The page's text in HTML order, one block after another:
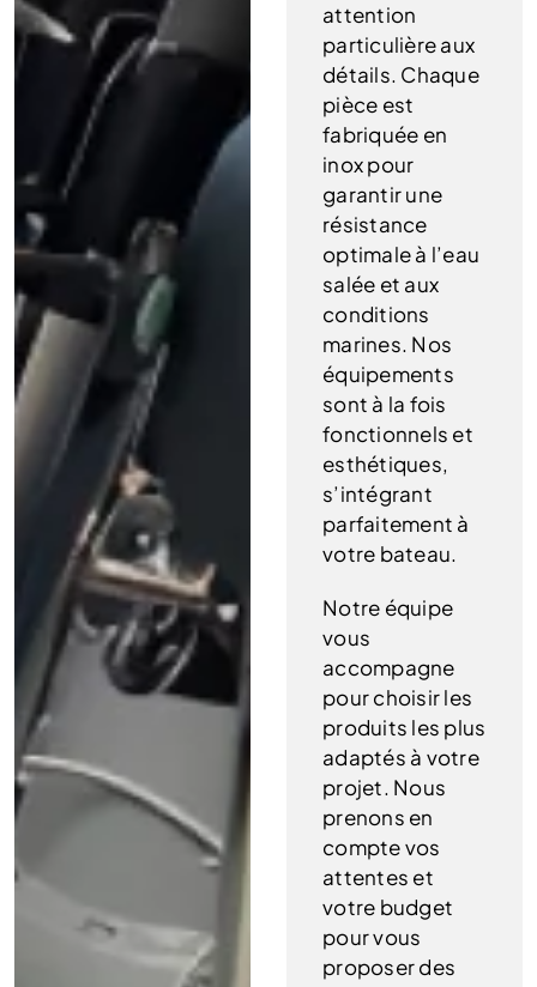
attention
particulière aux
détails. Chaque
pièce est
fabriquée en
inox pour
garantir une
résistance
optimale à l’eau
salée et aux
conditions
marines. Nos
équipements
sont à la fois
fonctionnels et
esthétiques,
s’intégrant
parfaitement à
votre bateau.
Notre équipe
vous
accompagne
pour choisir les
produits les plus
adaptés à votre
projet. Nous
prenons en
compte vos
attentes et
votre budget
pour vous
proposer des